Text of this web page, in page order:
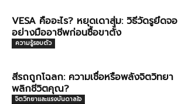
VESA คืออะไร? หยุดเดาสุ่ม: วิธีวัดรูยึดจอ
อย่างมืออาชีพก่อนซื้อขาตั้ง
ความรู้รอบตัว
สีรถถูกโฉลก: ความเชื่อหรือพลังจิตวิทยา
พลิกชีวิตคุณ?
จิตวิทยาและแรงบันดาลใจ